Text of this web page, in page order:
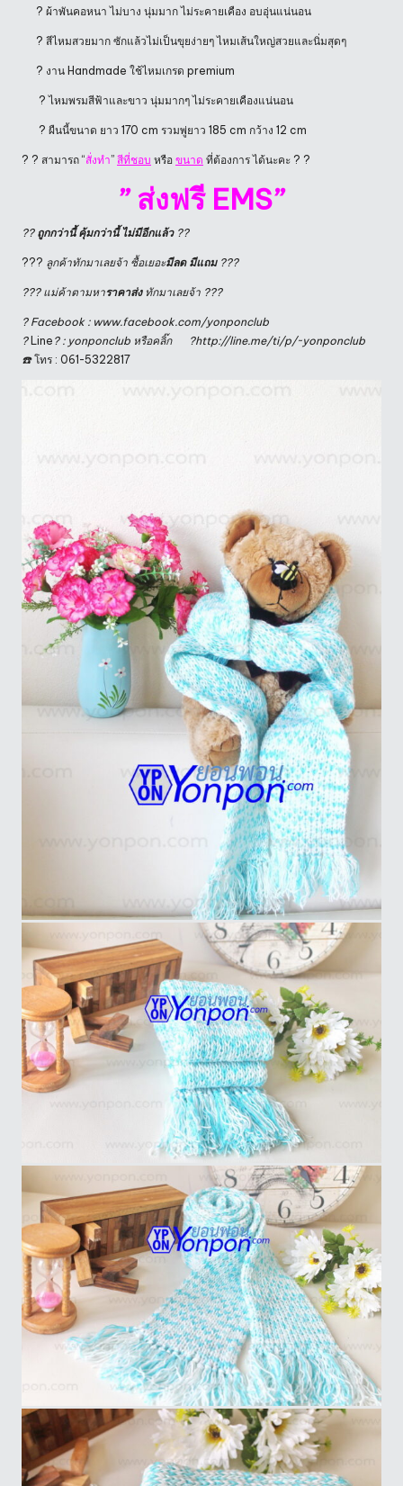
? ผ้าพันคอหนา ไม่บาง นุ่มมาก ไม่ระคายเคือง อบอุ่นแน่นอน
? สีไหมสวยมาก ซักแล้วไม่เป็นขุยง่ายๆ ไหมเส้นใหญ่สวยและนิ่มสุดๆ
? งาน Handmade ใช้ไหมเกรด premium
? ไหมพรมสีฟ้าและขาว นุ่มมากๆ ไม่ระคายเคืองแน่นอน
? ผืนนี้ขนาด ยาว 170 cm รวมพู่ยาว 185 cm กว้าง 12 cm
? ? สามารถ “สั่งทำ” สีที่ชอบ หรือ ขนาด ที่ต้องการ ได้นะคะ ? ?
” ส่งฟรี EMS”
?? ถูกกว่านี้ คุ้มกว่านี้ ไม่มีอีกแล้ว??
??? ลูกค้าทักมาเลยจ้า ซื้อเยอะมีลด มีแถม ???
??? แม่ค้าตามหาราคาส่งทักมาเลยจ้า ???
? Facebook : www.facebook.com/yonponclub
? Line ? : yonponclub หรือคลิ๊ก ?http://line.me/ti/p/~yonponclub
☎️โทร : 061-5322817